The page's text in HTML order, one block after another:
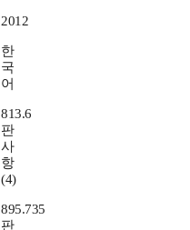
2012
한
국
어
813.6
판
사
항
(4)
895.735
판